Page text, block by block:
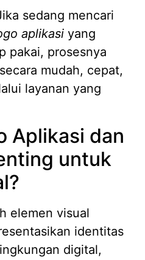
sedang mencari
aplikasi yang
pakai, prosesnya
mudah, cepat,
layanan yang
Aplikasi dan
untuk
elemen visual
identitas
digital,